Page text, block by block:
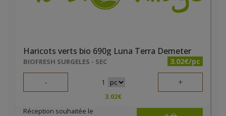
Haricots verts bio 690g Luna Terra Demeter
BIOFRESH SURGELES - SEC 3.02€/pc
- 1 +
3.02€
Réception souhaitée le